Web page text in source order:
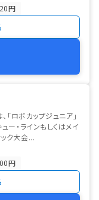
円
「ロボカップジュニア」
ー・ラインもしくはメイ
ク大会...
円